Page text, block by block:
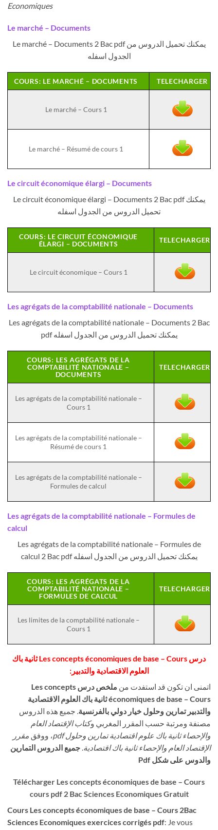
Economiques
Le marché – Documents
Le marché – Documents 2 Bac pdf يمكنك تحميل الدروس من
الجدول اسفله
TELECHARGER
COURS: LE MARCHÉ – DOCUMENTS
Le marché – Cours 1
Le marché – Résumé de cours 1
Le circuit économique élargi – Documents
Le circuit économique élargi – Documents 2 Bac pdf يمكنك
تحميل الدروس من الجدول اسفله
TELECHARGER
COURS: LE CIRCUIT ÉCONOMIQUE
ÉLARGI – DOCUMENTS
Le circuit économique – Cours 1
Les agrégats de la comptabilité nationale – Documents
Les agrégats de la comptabilité nationale – Documents 2 Bac
pdf يمكنك تحميل الدروس من الجدول اسفله
TELECHARGER
COURS: LES AGRÉGATS DE LA
COMPTABILITÉ NATIONALE –
DOCUMENTS
Les agrégats de la comptabilité nationale –
Cours 1
Les agrégats de la comptabilité nationale –
Résumé de cours 1
Les agrégats de la comptabilité nationale –
Formules de calcul
Les agrégats de la comptabilité nationale – Formules de
calcul
Les agrégats de la comptabilité nationale – Formules de
calcul 2 Bac pdf يمكنك تحميل الدروس من الجدول اسفله
TELECHARGER
COURS: LES AGRÉGATS DE LA
COMPTABILITÉ NATIONALE –
FORMULES DE CALCUL
Les limites de la comptabilité nationale –
Cours 1
درس Les concepts économiques de base – Cours ثانية باك
العلوم الاقتصادية والتدبير:
اتمنى ان تكون قد استفدت من
ملخص درس Les concepts
économiques de base – Cours ثانية باك العلوم الاقتصادية
والتدبير تمارين وحلول خيار دولي بالفرنسية . جميع هذه الدروس
مصنفة ومرتبة حسب المقرر المغربي وكتاب الإقتصاد العام
والإحصاء ثانية باك علوم اقتصادية تمارين وحلول pdf
، ووفق مقرر
الإقتصاد العام والإحصاء ثانية باك اقتصادية جميع الدروس التمارين
والدوس على شكل Pdf
Télécharger Les concepts économiques de base – Cours
cours pdf 2 Bac Sciences Economiques Gratuit
Cours Les concepts économiques de base – Cours 2Bac
Sciences Economiques exercices corrigés pdf: Je vous